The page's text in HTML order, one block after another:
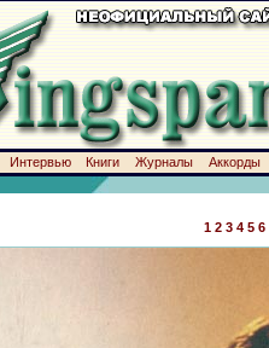
Интервью Книги Журналы
Аккорды
1 2 3 4 5 6